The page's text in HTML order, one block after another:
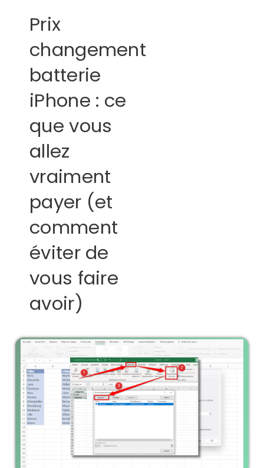
Prix
changement
batterie
iPhone : ce
que vous
allez
vraiment
payer (et
comment
éviter de
vous faire
avoir)